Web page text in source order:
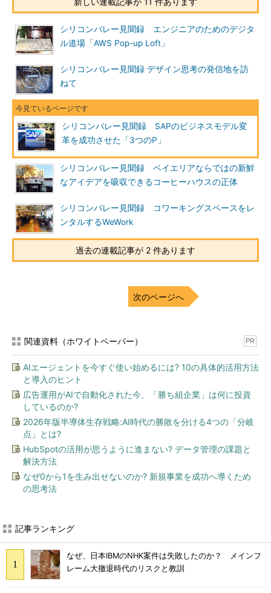
シリコンバレー見聞録 エンジニアのためのデジタ
ル道場「AWS Pop-up Loft」
シリコンバレー見聞録 デザイン思考の発信地を訪
ねて
シリコンバレー見聞録 SAPのビジネスモデル変
革を成功させた「3つのP」
シリコンバレー見聞録 ベイエリアならではの新鮮
なアイデアを吸収できるコーヒーハウスの正体
シリコンバレー見聞録 コワーキングスペースをレ
ンタルするWeWork
過去の連載記事が 2 件あります
次のページへ
関連資料（ホワイトペーパー） PR
AIエージェントを今すぐ使い始めるには? 10の具体的活用方法
と導入のヒント
広告運用がAIで自動化された今、「勝ち組企業」は何に投資
しているのか?
2026年版半導体生存戦略:AI時代の勝敗を分ける4つの「分岐
点」とは?
HubSpotの活用が思うように進まない? データ管理の課題と
解決方法
なぜ0から1を生み出せないのか? 新規事業を成功へ導くため
の思考法
記事ランキング
なぜ、日本IBMのNHK案件は失敗したのか？ メインフ
レーム大撤退時代のリスクと教訓